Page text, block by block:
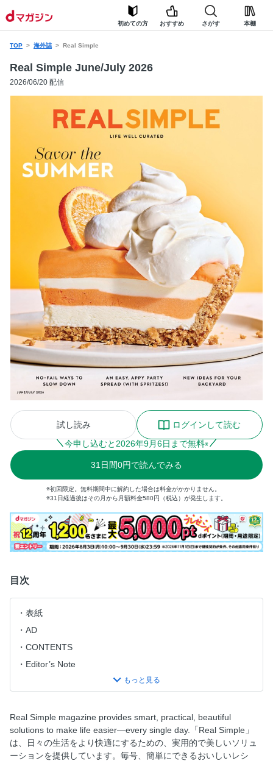
初めての方 おすすめ さがす 本棚
TOP 海外誌 Real Simple
Real Simple June/July 2026
2026/06/20 配信
試し読み
ログインして読む
今申し込むと 2026年9月6日まで無料※
31 日間0円で読んでみる
※初回限定。無料期間中に解約した場合は料金がかかりません。
※31日経過後はその月から月額料金580円（税込）が発生します。
目次
表紙
AD
CONTENTS
Editor’s Note
The Books List
Clever Items
Things Cooks Know
Real Simple magazine provides smart, practical, beautiful
solutions to make life easier—every single day.「Real Simple」
は、日々の生活をより快適にするための、実用的で美しいソリュ
ーションを提供しています。毎号、簡単にできるおいしいレシ